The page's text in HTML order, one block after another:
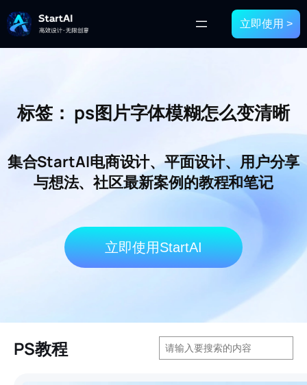
立即使用 >
标签： ps图片字体模糊怎么变清晰
集合StartAI电商设计、平面设计、用户分享
与想法、社区最新案例的教程和笔记
立即使用StartAI
PS教程
搜
索